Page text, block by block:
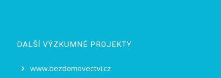
DALŠÍ VÝZKUMNÉ PROJEKTY
www.bezdomovectvi.cz